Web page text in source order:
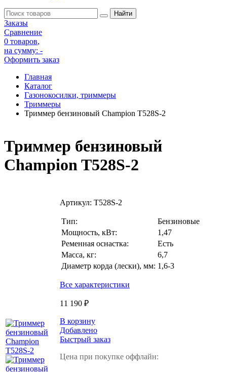
Заказы
Сравнение
0 товаров,
на сумму: -
Оформить заказ
Главная
Каталог
Газонокосилки, триммеры
Триммеры
Триммер бензиновый Champion T528S-2
Триммер бензиновый
Champion T528S-2
Артикул: T528S-2
Тип:
Бензиновые
Мощность, кВт:
1,47
Ременная оснастка:
Есть
Масса, кг:
6,7
Диаметр корда (лески), мм: 1,6-3
Все характеристики
11 190 ₽
В корзину
Добавлено
Быстрый заказ
Цена при покупке оффлайн: